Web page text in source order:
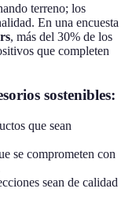
terreno; los
En una encuesta
, más del 30% de los
que completen
sostenibles:
que sean
se comprometen con
sean de calidad